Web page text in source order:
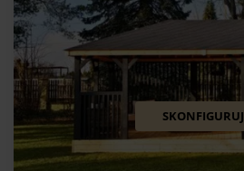
SKONFIGURUJ